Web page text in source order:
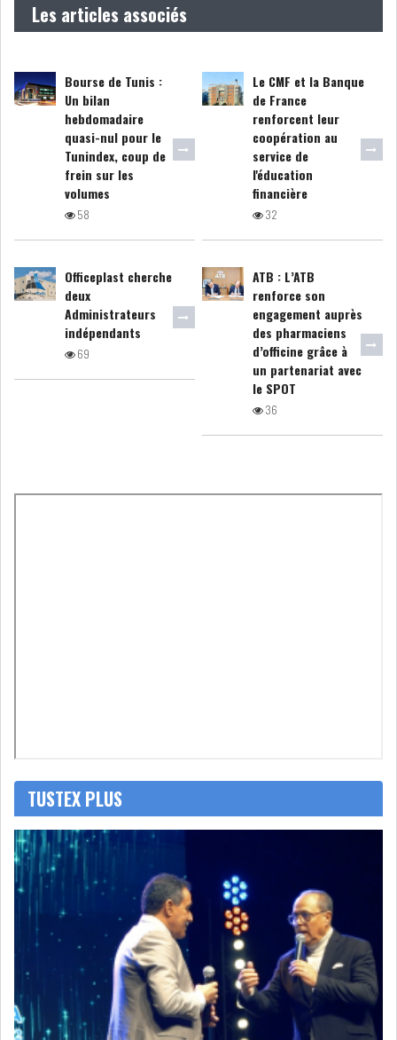
ENTRÉE EN VIGUEUR DE LA
TAXE SUR LE PATR...
FISCALITÉ : LONGUE LISTE
DES ACTIVITÉS Q...
BOURSE DE TUNIS : UN OUTIL
LE CALENDRIER FISCAL ET
SOCIAL 2021: LES...
RSS
ACTUALITÉS
EMPLOI
TOURISME
DONNÉES
MACROÉCONOMIQUES
HAUSSE DES RÉSERVES DE
DEVISES À 97 JOUR...
Les articles associés
Bourse de Tunis :
Un bilan
hebdomadaire
quasi-nul pour le
Tunindex, coup de
frein sur les
volumes
58
Le CMF et la Banque
de France
renforcent leur
coopération au
service de
l'éducation
financière
32
Officeplast cherche
deux
Administrateurs
indépendants
69
ATB : L’ATB
renforce son
engagement auprès
des pharmaciens
d’officine grâce à
un partenariat avec
le SPOT
36
TUSTEX PLUS